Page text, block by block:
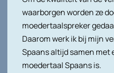
waarborgen worden ze
moedertaalspreker
Daarom werk ik bij mijn
Spaans altijd samen met
moedertaal Spaans is.